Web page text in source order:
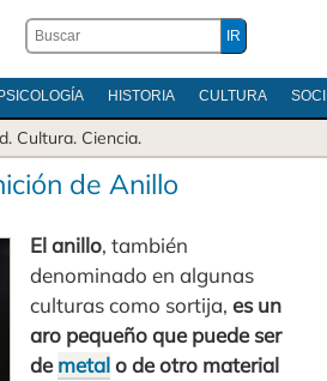
PSICOLOGÍA HISTORIA CULTURA
. Cultura. Ciencia.
de Anillo
El anillo, también
denominado en algunas
culturas como sortija,es un
aro pequeño que puede ser
demetalo de otro material